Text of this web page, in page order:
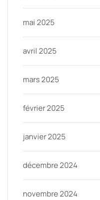
mai 2025
avril 2025
mars 2025
février 2025
janvier 2025
décembre 2024
novembre 2024